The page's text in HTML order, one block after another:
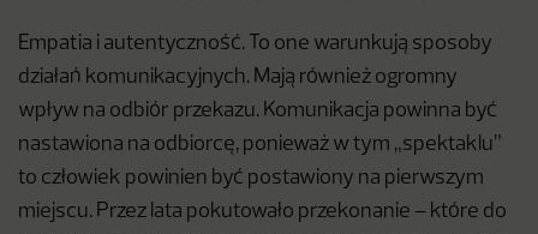
Empatia i autentyczność. To one warunkują sposoby
działań komunikacyjnych. Mają również ogromny
wpływ na odbiór przekazu. Komunikacja powinna być
nastawiona na odbiorcę, ponieważ w tym „spektaklu”
to człowiek powinien być postawiony na pierwszym
miejscu. Przez lata pokutowało przekonanie – które do